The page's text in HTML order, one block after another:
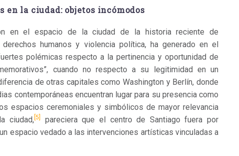
en la ciudad: objetos incómodos
en el espacio de la ciudad de la historia reciente de
humanos y violencia política, ha generado en el
polémicas respecto a la pertinencia y oportunidad de
cuando no respecto a su legitimidad en un
de otras capitales como Washington y Berlín, donde
contemporáneas encuentran lugar para su presencia como
espacios ceremoniales y simbólicos de mayor relevancia
ciudad, [5]
pareciera que el centro de Santiago fuera por
espacio vedado a las intervenciones artísticas vinculadas a